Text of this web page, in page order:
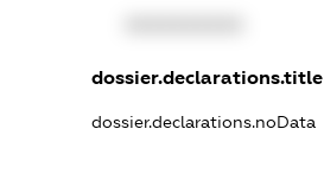
dossier.declarations.title
dossier.declarations.noData